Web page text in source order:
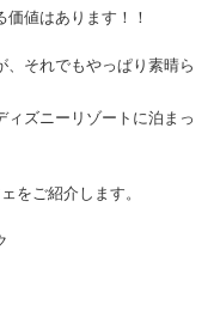
値はあります！！
それでもやっぱり素晴ら
ズニーリゾートに泊まっ
をご紹介します。